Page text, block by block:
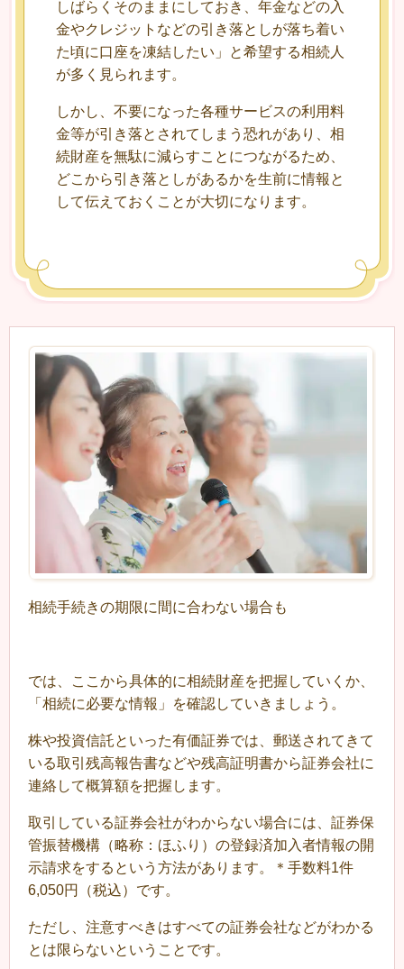
しばらくそのままにしておき、年金などの入
金やクレジットなどの引き落としが落ち着い
た頃に口座を凍結したい」と希望する相続人
が多く見られます。
しかし、不要になった各種サービスの利用料
金等が引き落とされてしまう恐れがあり、相
続財産を無駄に減らすことにつながるため、
どこから引き落としがあるかを生前に情報と
して伝えておくことが大切になります。
相続手続きの期限に間に合わない場合も
では、ここから具体的に相続財産を把握していくか、
「相続に必要な情報」を確認していきましょう。
株や投資信託といった有価証券では、郵送されてきて
いる取引残高報告書などや残高証明書から証券会社に
連絡して概算額を把握します。
取引している証券会社がわからない場合には、証券保
管振替機構（略称：ほふり）の登録済加入者情報の開
示請求をするという方法があります。＊手数料1件
6,050円（税込）です。
ただし、注意すべきはすべての証券会社などがわかる
とは限らないということです。